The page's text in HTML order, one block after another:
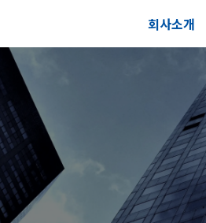
회사소개
공지사항
오시는길